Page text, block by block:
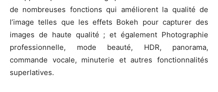
de nombreuses fonctions qui améliorent la qualité de
l’image telles que les effets Bokeh pour capturer des
images de haute qualité ; et également Photographie
professionnelle, mode beauté, HDR, panorama,
commande vocale, minuterie et autres fonctionnalités
superlatives.